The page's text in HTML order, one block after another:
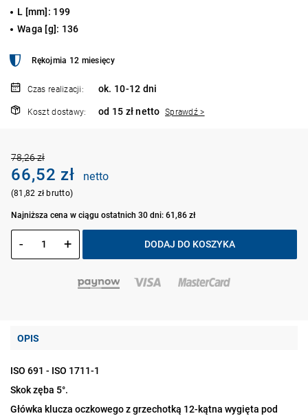
L [mm]: 199
Waga [g]: 136
Rękojmia 12 miesięcy
Czas realizacji: ok. 10-12 dni
Koszt dostawy: od 15 zł netto Sprawdź >
78,26 zł
66,52 zł netto
(81,82 zł brutto)
Najniższa cena w ciągu ostatnich 30 dni: 61,86 zł
- + DODAJ DO KOSZYKA
OPIS
ISO 691 - ISO 1711-1
Skok zęba 5°.
Główka klucza oczkowego z grzechotką 12-kątna wygięta pod